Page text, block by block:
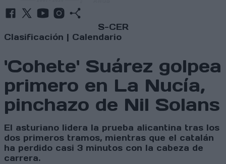
S-CER
Clasificación | Calendario
'Cohete' Suárez golpea
primero en La Nucía,
pinchazo de Nil Solans
El asturiano lidera la prueba alicantina tras los
dos primeros tramos, mientras que el catalán
ha perdido casi 3 minutos con la cabeza de
carrera.